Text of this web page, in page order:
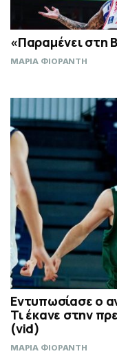
«Παραμένει στη
ΜΑΡΙΑ ΦΙΟΡΑΝΤΗ
Εντυπωσίασε ο
Τι έκανε στην
(vid)
ΜΑΡΙΑ ΦΙΟΡΑΝΤΗ